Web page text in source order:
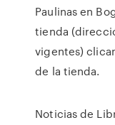
Paulinas en
tienda
vigentes)
de la tienda.
Noticias de